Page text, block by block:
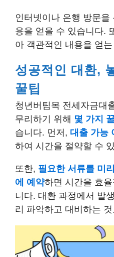
인터넷이나 은행 방문을
용을 얻을 수 있습니다.
아 객관적인 내용을 얻
성공적인 대환,
꿀팁
청년버팀목 전세자금대
무리하기 위해 몇 가지
습니다. 먼저, 대출 가능
하여 시간을 절약할 수
또한, 필요한 서류를 미
에 예약하면 시간을 효
니다. 대환 과정에서 발
리 파악하고 대비하는